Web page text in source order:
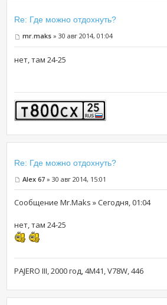
Re: Где можно отдохнуть?
mr.maks » 30 авг 2014, 01:04
нет, там 24-25
Re: Где можно отдохнуть?
Alex 67 » 30 авг 2014, 15:01
Сообщение Mr.Maks » Сегодня, 01:04
нет, там 24-25
PAJERO III, 2000 год, 4М41, V78W, 446